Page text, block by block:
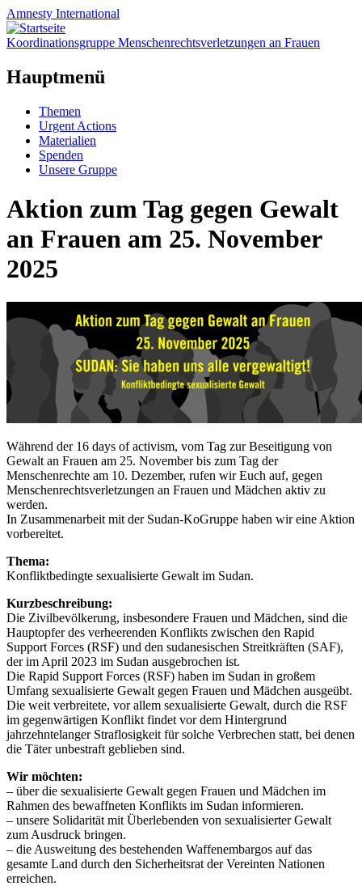
Amnesty International
Koordinationsgruppe Menschenrechtsverletzungen an Frauen
Hauptmenü
Zum
Inhalt
springen
Themen
Urgent Actions
Materialien
Spenden
Unsere Gruppe
Aktion zum Tag gegen Gewalt
an Frauen am 25. November
2025
Während der 16 days of activism, vom Tag zur Beseitigung von
Gewalt an Frauen am 25. November bis zum Tag der
Menschenrechte am 10. Dezember, rufen wir Euch auf, gegen
Menschenrechtsverletzungen an Frauen und Mädchen aktiv zu
werden.
In Zusammenarbeit mit der Sudan-KoGruppe haben wir eine Aktion
vorbereitet.
Thema:
Konfliktbedingte sexualisierte Gewalt im Sudan.
Kurzbeschreibung:
Die Zivilbevölkerung, insbesondere Frauen und Mädchen, sind die
Hauptopfer des verheerenden Konflikts zwischen den Rapid
Support Forces (RSF) und den sudanesischen Streitkräften (SAF),
der im April 2023 im Sudan ausgebrochen ist.
Die Rapid Support Forces (RSF) haben im Sudan in großem
Umfang sexualisierte Gewalt gegen Frauen und Mädchen ausgeübt.
Die weit verbreitete, vor allem sexualisierte Gewalt, durch die RSF
im gegenwärtigen Konflikt findet vor dem Hintergrund
jahrzehntelanger Straflosigkeit für solche Verbrechen statt, bei denen
die Täter unbestraft geblieben sind.
Wir möchten:
– über die sexualisierte Gewalt gegen Frauen und Mädchen im
Rahmen des bewaffneten Konflikts im Sudan informieren.
– unsere Solidarität mit Überlebenden von sexualisierter Gewalt
zum Ausdruck bringen.
– die Ausweitung des bestehenden Waffenembargos auf das
gesamte Land durch den Sicherheitsrat der Vereinten Nationen
erreichen.